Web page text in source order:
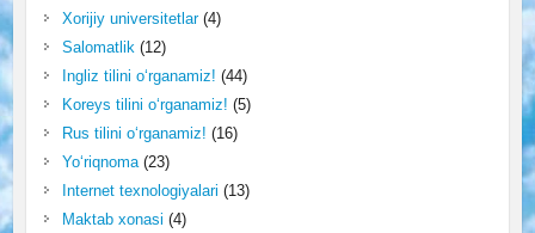
Xorijiy universitetlar(4)
Salomatlik(12)
Ingliz tilini o‘rganamiz! (44)
Koreys tilini o‘rganamiz! (5)
Rus tilini o‘rganamiz! (16)
Yo‘riqnoma(23)
Internet texnologiyalari (13)
Maktab xonasi (4)